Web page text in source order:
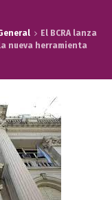
El BCRA lanza
nueva herramienta